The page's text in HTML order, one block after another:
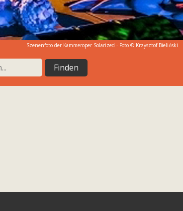
Szenenfoto der Kammeroper Solarized - Foto © Krzysztof Bieliński